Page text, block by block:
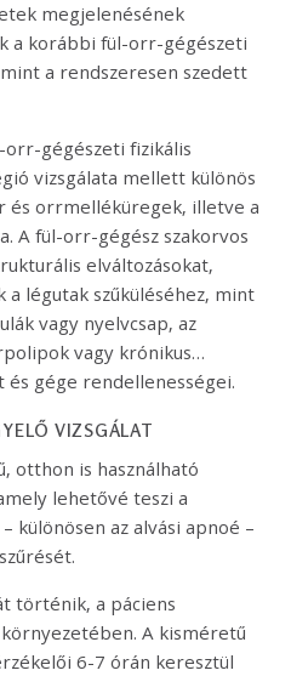
megjelenésének
a korábbi fül-orr-gégészeti
a rendszeresen szedett
orr-gégészeti fizikális
vizsgálata mellett különös
orrmelléküregek, illetve a
A fül-orr-gégész szakorvos
elváltozásokat,
a légutak szűküléséhez, mint
vagy nyelvcsap, az
vagy krónikus
gége rendellenességei.
VIZSGÁLAT
otthon is használható
lehetővé teszi a
különösen az alvási apnoé –
történik, a páciens
A kisméretű
6-7 órán keresztül